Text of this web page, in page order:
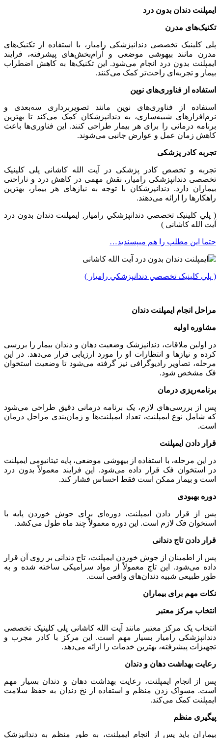
ایمپلنت دندان بدون درد
تکنیک‌های مدرن
پلی کلینیک تخصصی دندانپزشکی رامیار، با استفاده از تکنیک‌های
مدرن مانند بیهوشی موضعی و آرام‌بخش‌های پیشرفته، فرایند
ایمپلنت بدون درد انجام می‌شود. این تکنیک‌ها به کاهش اضطراب
بیمار و تجربه‌ای راحت‌تر کمک می‌کنند.
استفاده از فناوری‌های نوین
استفاده از فناوری‌های نوین مانند تصویربرداری سه‌بعدی و
نرم‌افزارهای شبیه‌سازی، به دندانپزشکان کمک می‌کند تا بهترین
برنامه درمانی را برای هر بیمار طراحی کنند. این فناوری‌ها باعث
کاهش زمان عمل و عوارض جانبی می‌شوند.
تجربه کادر پزشکی
تجربه و تخصص کادر پزشکی در آیت الله کاشانی پلی کلینیک
تخصصی دندانپزشکی رامیار، نقش مهمی در کاهش درد و ناراحتی
بیماران دارد. دندانپزشکان با توجه به نیازهای هر بیمار، بهترین
راهکارها را ارائه می‌دهند.
( پلي کلينیک تخصصي دندانپزشکي راميار, ایمپلنت دندان بدون درد
آیت الله کاشانی )
حتما این مطلب را هم میپسندید…
( پلي کلينیک تخصصي دندانپزشکي راميار )
مراحل انجام ایمپلنت دندان
مشاوره اولیه
در اولین ملاقات، دندانپزشک وضعیت دهان و دندان بیمار را بررسی
کرده و نیازها و انتظارات او را مورد ارزیابی قرار می‌دهد. در این
مرحله، تصاویر رادیوگرافی نیز گرفته می‌شود تا وضعیت استخوان
فک مشخص شود.
برنامه‌ریزی درمان
پس از بررسی‌های لازم، یک برنامه درمانی دقیق طراحی می‌شود
که شامل نوع ایمپلنت، تعداد ایمپلنت‌ها و زمان‌بندی مراحل درمان
است.
قرار دادن ایمپلنت
در این مرحله، با استفاده از بیهوشی موضعی، پایه تیتانیومی ایمپلنت
در استخوان فک قرار داده می‌شود. این فرایند معمولاً بدون درد
است و بیمار ممکن است فقط احساس فشار کند.
دوره بهبودی
پس از قرار دادن ایمپلنت، دوره‌ای برای جوش خوردن پایه با
استخوان فک لازم است. این دوره معمولاً چند ماه طول می‌کشد.
قرار دادن تاج دندانی
پس از اطمینان از جوش خوردن ایمپلنت، تاج دندانی بر روی آن قرار
داده می‌شود. این تاج معمولاً از مواد سرامیکی ساخته شده و به
طور طبیعی شبیه دندان‌های واقعی است.
نکات مهم برای بیماران
انتخاب مرکز معتبر
انتخاب یک مرکز معتبر مانند آیت الله کاشانی پلی کلینیک تخصصی
دندانپزشکی رامیار بسیار مهم است. این مرکز با کادر مجرب و
تجهیزات پیشرفته، بهترین خدمات را ارائه می‌دهد.
رعایت بهداشت دهان و دندان
پس از انجام ایمپلنت، رعایت بهداشت دهان و دندان بسیار مهم
است. مسواک زدن منظم و استفاده از نخ دندان به حفظ سلامت
ایمپلنت کمک می‌کند.
پیگیری منظم
بیماران باید پس از انجام ایمپلنت، به طور منظم به دندانپزشک